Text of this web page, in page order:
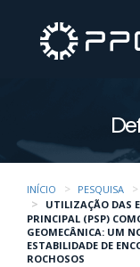
INÍCIO PESQUISA
UTILIZAÇÃO DAS
PRINCIPAL (PSP)
GEOMECÂNICA: UM
ESTABILIDADE DE
ROCHOSOS